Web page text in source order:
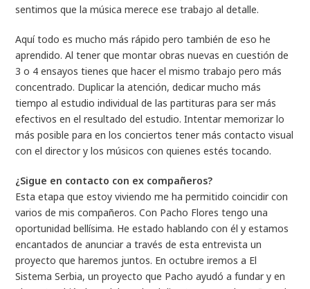
sentimos que la música merece ese trabajo al detalle.
Aquí todo es mucho más rápido pero también de eso he
aprendido. Al tener que montar obras nuevas en cuestión de
3 o 4 ensayos tienes que hacer el mismo trabajo pero más
concentrado. Duplicar la atención, dedicar mucho más
tiempo al estudio individual de las partituras para ser más
efectivos en el resultado del estudio. Intentar memorizar lo
más posible para en los conciertos tener más contacto visual
con el director y los músicos con quienes estés tocando.
¿Sigue en contacto con ex compañeros?
Esta etapa que estoy viviendo me ha permitido coincidir con
varios de mis compañeros. Con Pacho Flores tengo una
oportunidad bellísima. He estado hablando con él y estamos
encantados de anunciar a través de esta entrevista un
proyecto que haremos juntos. En octubre iremos a El
Sistema Serbia, un proyecto que Pacho ayudó a fundar y en